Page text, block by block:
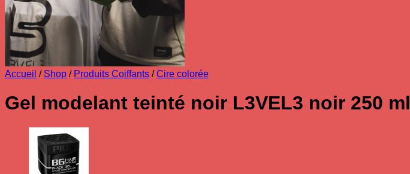
Accueil / Shop / Produits Coiffants / Cire colorée
Gel modelant teinté noir L3VEL3 noir 250 ml